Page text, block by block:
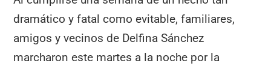
dramático y fatal como evitable, familiares,
amigos y vecinos de Delfina Sánchez
marcharon este martes a la noche por la